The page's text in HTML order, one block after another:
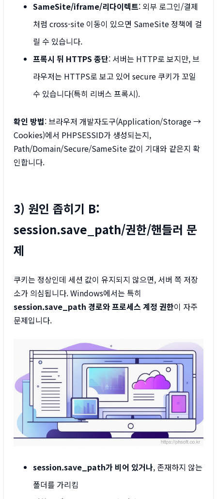
SameSite/iframe/리다이렉트: 외부 로그인/결제
처럼 cross-site 이동이 있으면 SameSite 정책에 걸
릴 수 있습니다.
프록시 뒤 HTTPS 종단: 서버는 HTTP로 보지만, 브
라우저는 HTTPS로 보고 있어 secure 쿠키가 꼬일
수 있습니다(특히 리버스 프록시).
확인 방법: 브라우저 개발자도구(Application/Storage →
Cookies)에서 PHPSESSID가 생성되는지,
Path/Domain/Secure/SameSite 값이 기대와 같은지 확
인합니다.
3) 원인 좁히기 B:
session.save_path/권한/핸들러 문
제
쿠키는 정상인데 세션 값이 유지되지 않으면, 서버 쪽 저장
소가 의심됩니다. Windows에서는 특히
session.save_path 경로와 프로세스 계정 권한이 자주
문제입니다.
session.save_path가 비어 있거나, 존재하지 않는
폴더를 가리킴